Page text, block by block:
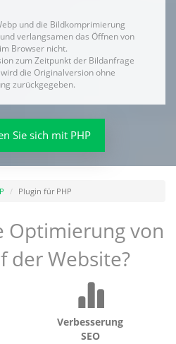
und die Bildkomprimierung
verlangsamen das Öffnen von
Browser nicht.
zum Zeitpunkt der Bildanfrage
die Originalversion ohne
zurückgegeben.
Sie sich mit PHP
Plugin für PHP
Optimierung von
der Website?
Verbesserung
SEO